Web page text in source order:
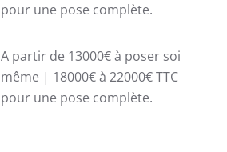
pour une pose complète.
A partir de 13000€ à poser soi
même | 18000€ à 22000€ TTC
pour une pose complète.